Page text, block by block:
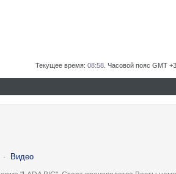
Текущее время: 08:58 . Часовой пояс GMT +3.
· Видео